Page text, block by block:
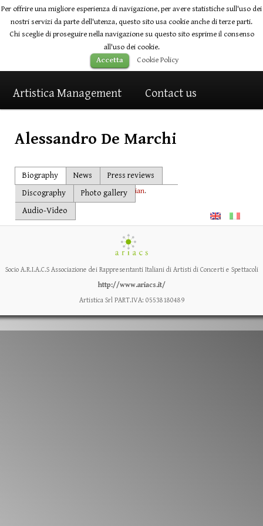
to
to
Artists News
Artistica Management Contact us
Alessandro De Marchi
navigation
Biography News
Press reviews
Discography
Photo gallery
Audio-Video
Sorry, this entry is only available inItalian.
Socio A.R.I.A.C.S Associazione dei Rappresentanti Italiani di Artisti di Concerti e Spettacoli
http://www.ariacs.it/
Artistica Srl PART.IVA: 05538180489
Per offrire una migliore esperienza di navigazione, per avere statistiche sull'uso dei
nostri servizi da parte dell'utenza, questo sito usa cookie anche di terze parti.
Chi sceglie di proseguire nella navigazione su questo sito esprime il consenso
all'uso dei cookie.
Accetta Cookie Policy